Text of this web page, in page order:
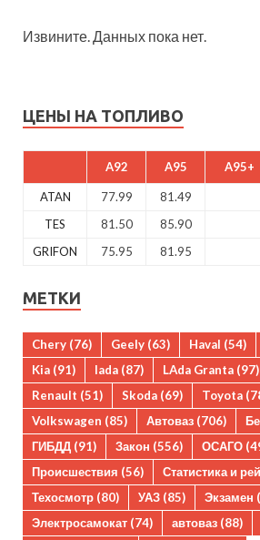
Извините. Данных пока нет.
ЦЕНЫ НА ТОПЛИВО
A92 A95 A95+
ATAN 77.99 81.49
TES
81.50 85.90
GRIFON
75.95 81.95
МЕТКИ
Chery (76) Geely (63) Haval (54)
Kia (91) lada (87) LAda Granta (97)
Renault (51) Skoda (69) Toyota
Volkswagen (85) Автоваз (706)
ГИБДД (91) Закон (556) ОСАГО
Происшествия (56) Статистика и
Техосмотр (80) УАЗ (85) Экзамен
Электросамокат (74) автоваз (88)